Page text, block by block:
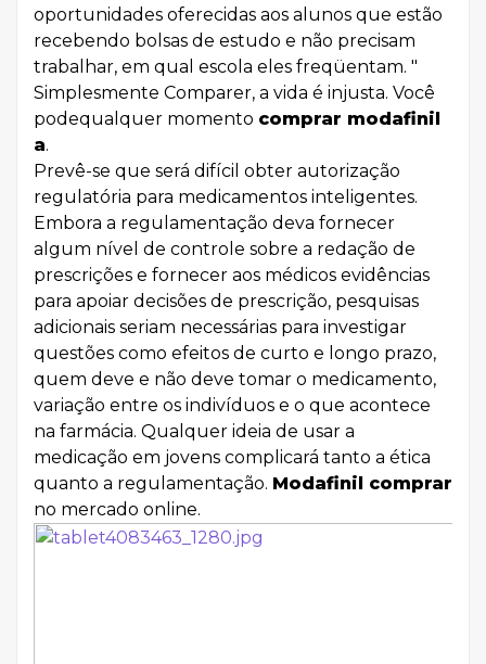
oportunidades oferecidas aos alunos que estão
recebendo bolsas de estudo e não precisam
trabalhar, em qual escola eles freqüentam. "
Simplesmente Comparer, a vida é injusta. Você
podequalquer momento comprar modafinil
a.
Prevê-se que será difícil obter autorização
regulatória para medicamentos inteligentes.
Embora a regulamentação deva fornecer
algum nível de controle sobre a redação de
prescrições e fornecer aos médicos evidências
para apoiar decisões de prescrição, pesquisas
adicionais seriam necessárias para investigar
questões como efeitos de curto e longo prazo,
quem deve e não deve tomar o medicamento,
variação entre os indivíduos e o que acontece
na farmácia. Qualquer ideia de usar a
medicação em jovens complicará tanto a ética
quanto a regulamentação. Modafinil comprar
no mercado online.